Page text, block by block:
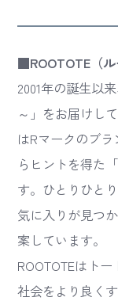
■ROOTOTE（
2001年の誕生以
～」をお届けし
はRマークのブ
らヒントを得た
す。ひとりひと
気に入りが見つ
案しています。
ROOTOTEはト
社会をより良く